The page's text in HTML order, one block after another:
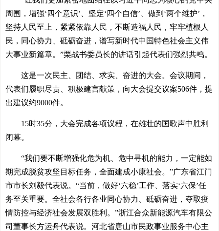
周围，增强‘四个意识’、坚定‘四个自信’、做到‘两个维护’，
坚持人民至上，紧紧依靠人民，不断造福人民，牢牢植根人
民，同心协力、砥砺奋进，谱写新时代中国特色社会主义伟
大事业新篇章。”栗战书委员长的讲话引起代表们强烈共鸣。
这是一次民主、团结、求实、奋进的大会。会议期间，
代表们履职尽责、积极建言献策，向大会提交议案506件，提
出建议约9000件。
15时35分，大会完成各项议程，在雄壮的国歌声中胜利
闭幕。
“我们要不断增强化危为机、危中寻机的能力，一定能如
期完成脱贫攻坚目标任务，全面建成小康社会。”广东省江门
市市长刘毅代表说。“当前，做好‘六稳’工作、落实‘六保’任
务至关重要。全社会各行各业同心协力、砥砺奋进，夺取疫
情防控与经济社会发展双胜利。”浙江合众新能源汽车有限公
司董事长方运舟代表说。河北省唐山市民政事业服务中心主